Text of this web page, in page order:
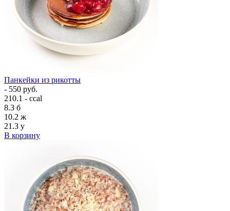
Панкейки из рикотты
- 550 руб.
210.1 - ccal
8.3 б
10.2 ж
21.3 у
В корзину